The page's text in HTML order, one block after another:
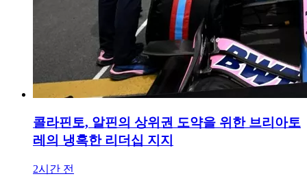
콜라핀토, 알핀의 상위권 도약을 위한 브리아토
레의 냉혹한 리더십 지지
2시간 전